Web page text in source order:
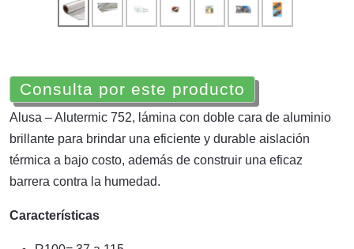
Consulta por este producto
Alusa – Alutermic 752, lámina con doble cara de aluminio
brillante para brindar una eficiente y durable aislación
térmica a bajo costo, además de construir una eficaz
barrera contra la humedad.
Características